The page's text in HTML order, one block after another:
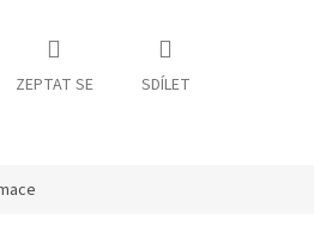
ZEPTAT SE SDÍLET